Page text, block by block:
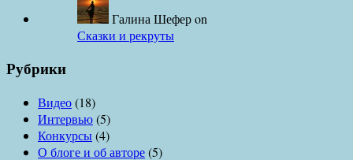
Галина Шеферon
Сказки и рекруты
Рубрики
Видео(18)
Интервью(5)
Конкурсы(4)
О блоге и об авторе(5)